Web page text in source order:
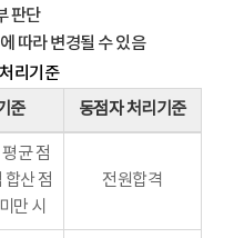
판단
따라 변경될 수 있음
리기준
준 동점자 처리기준
균 점
합산 점
만 시
전원합격